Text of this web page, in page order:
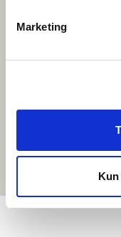
Marketing
Ipads)
Dator eller
Skolchatten ordnas på